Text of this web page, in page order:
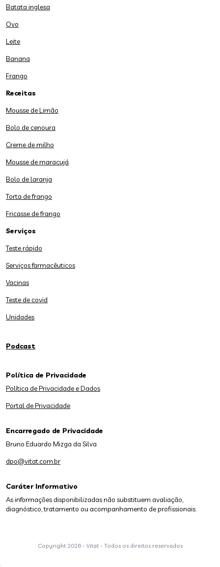
Batata inglesa
Ovo
Leite
Banana
Frango
Receitas
Mousse de Limão
Bolo de cenoura
Creme de milho
Mousse de maracujá
Bolo de laranja
Torta de frango
Fricasse de frango
Serviços
Teste rápido
Serviços farmacêuticos
Vacinas
Teste de covid
Unidades
Podcast
Caráter Informativo
As informações disponibilizadas não substituem avaliação,
diagnóstico, tratamento ou acompanhamento de profissionais.
Política de Privacidade
Política de Privacidade e Dados
Portal de Privacidade
Encarregado de Privacidade
Bruno Eduardo Mizga da Silva
dpo@vitat.com.br
Copyright 2026 - Vitat - Todos os direitos reservados